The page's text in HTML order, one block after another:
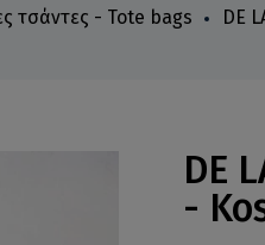
τσάντες - Tote bags DE
DE
-